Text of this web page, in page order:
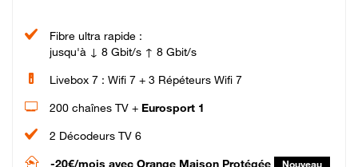
Fibre ultra rapide :
jusqu'à ↓ 8 Gbit/s ↑ 8 Gbit/s
Livebox 7 : Wifi 7 + 3 Répéteurs Wifi 7
200 chaînes TV + Eurosport 1
2 Décodeurs TV 6
-20€/mois avec Orange Maison Protégée Nouveau